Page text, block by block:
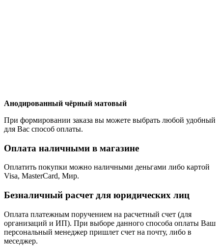
Анодированный чёрный матовый
При формировании заказа вы можете выбрать любой удобный
для Вас способ оплаты.
Оплата наличными в магазине
Оплатить покупки можно наличными деньгами либо картой
Visa, MasterCard, Мир.
Безналичный расчет для юридических лиц
Оплата платежным поручением на расчетный счет (для
организаций и ИП). При выборе данного способа оплаты Ваш
персональный менеджер пришлет счет на почту, либо в
меседжер.